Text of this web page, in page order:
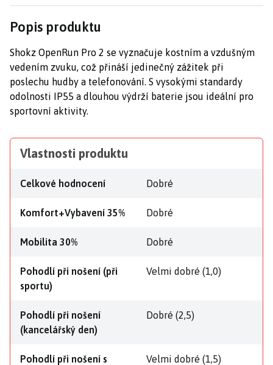
Popis produktu
Shokz OpenRun Pro 2 se vyznačuje kostním a vzdušným
vedením zvuku, což přináší jedinečný zážitek při
poslechu hudby a telefonování. S vysokými standardy
odolnosti IP55 a dlouhou výdrží baterie jsou ideální pro
sportovní aktivity.
Vlastnosti produktu
Celkové hodnocení Dobré
Komfort+Vybavení 35% Dobré
Mobilita 30% Dobré
Pohodlí při nošení (při
sportu)
Velmi dobré (1,0)
Pohodlí při nošení
(kancelářský den)
Dobré (2,5)
Pohodlí při nošení s
Velmi dobré (1,5)